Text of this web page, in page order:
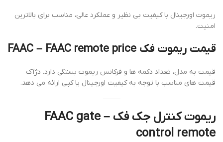
ریموت اورجینال با کیفیت بی نظیر و عملکرد عالی، مناسب برای بالاترین
امنیت.
قیمت ریموت فک FAAC – FAAC remote price
قیمت به مدل، تعداد دکمه ها و فرکانس ریموت بستگی دارد. دژآک
قیمت های مناسب با توجه به کیفیت اورجینال یا کپی ارائه می دهد.
ریموت کنترل جک فک – FAAC gate
control remote